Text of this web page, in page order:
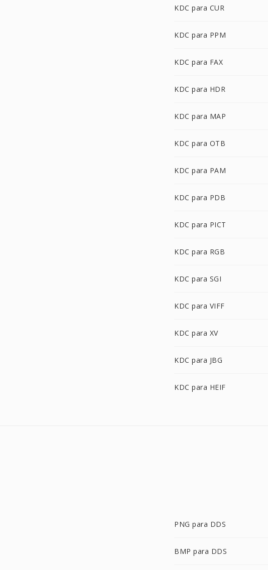
KDC para CUR
KDC para PPM
KDC para FAX
KDC para HDR
KDC para MAP
KDC para OTB
KDC para PAM
KDC para PDB
KDC para PICT
KDC para RGB
KDC para SGI
KDC para VIFF
KDC para XV
KDC para JBG
KDC para HEIF
PNG para DDS
BMP para DDS